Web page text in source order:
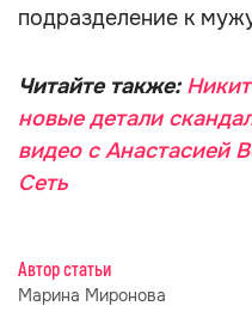
подразделение к
Читайте также:
новые детали
видео с Анастасией
Сеть
Автор статьи
Марина Миронова